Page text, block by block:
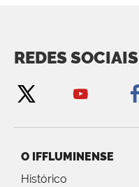
REDES SOCIAIS
O IFFLUMINENSE
Histórico